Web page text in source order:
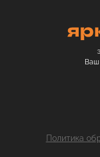
Ваш
Политика